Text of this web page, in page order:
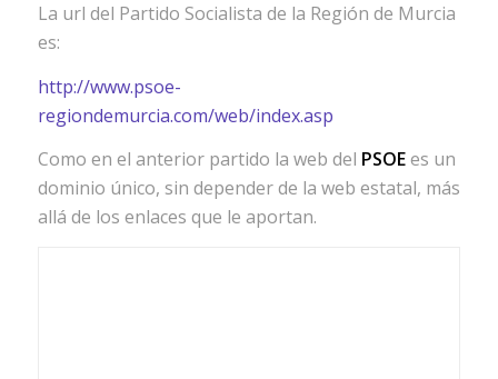
La url del Partido Socialista de la Región de Murcia
es:
http://www.psoe-
regiondemurcia.com/web/index.asp
Como en el anterior partido la web del PSOEes un
dominio único, sin depender de la web estatal, más
allá de los enlaces que le aportan.